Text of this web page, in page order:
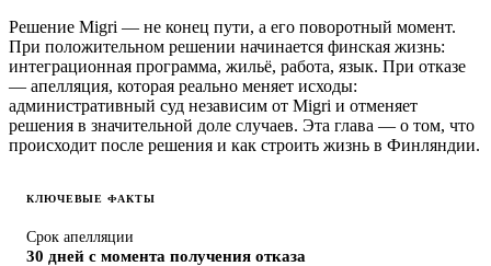
Решение Migri — не конец пути, а его поворотный момент.
При положительном решении начинается финская жизнь:
интеграционная программа, жильё, работа, язык. При отказе
— апелляция, которая реально меняет исходы:
административный суд независим от Migri и отменяет
решения в значительной доле случаев. Эта глава — о том, что
происходит после решения и как строить жизнь в Финляндии.
КЛЮЧЕВЫЕ ФАКТЫ
Срок апелляции
30 дней с момента получения отказа